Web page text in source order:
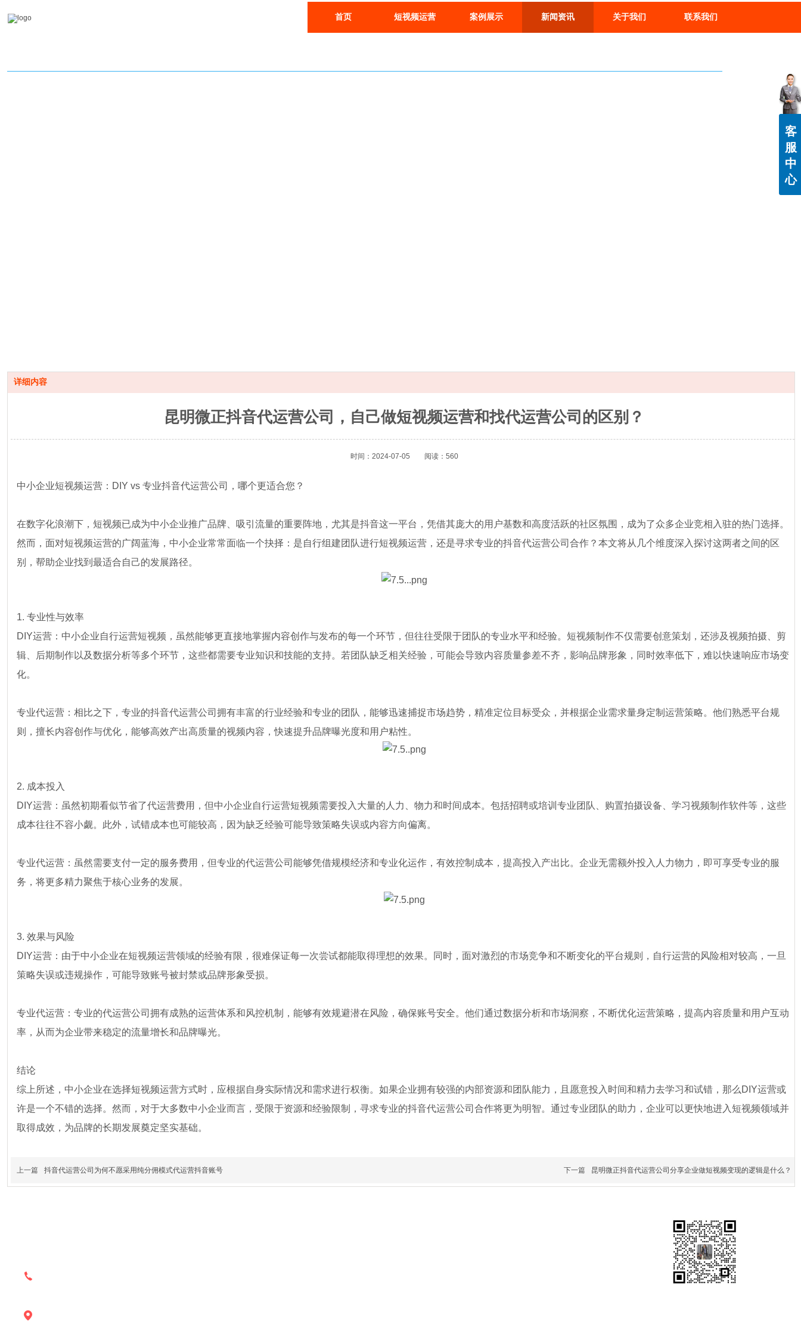
首页 短视频运营 案例展示 新闻资讯 关于我们 联系我们
详细内容
昆明微正抖音代运营公司，自己做短视频运营和找代运营公司的区别？
时间：2024-07-05 阅读：560
中小企业短视频运营：DIY vs 专业抖音代运营公司，哪个更适合您？
在数字化浪潮下，短视频已成为中小企业推广品牌、吸引流量的重要阵地，尤其是抖音这一平台，凭借其庞大的用户基数和高度活跃的社区氛围，成为了众多企业竞相入驻的热门选择。
然而，面对短视频运营的广阔蓝海，中小企业常常面临一个抉择：是自行组建团队进行短视频运营，还是寻求专业的抖音代运营公司合作？本文将从几个维度深入探讨这两者之间的区
别，帮助企业找到最适合自己的发展路径。
1. 专业性与效率
DIY运营：中小企业自行运营短视频，虽然能够更直接地掌握内容创作与发布的每一个环节，但往往受限于团队的专业水平和经验。短视频制作不仅需要创意策划，还涉及视频拍摄、剪
辑、后期制作以及数据分析等多个环节，这些都需要专业知识和技能的支持。若团队缺乏相关经验，可能会导致内容质量参差不齐，影响品牌形象，同时效率低下，难以快速响应市场变
化。
专业代运营：相比之下，专业的抖音代运营公司拥有丰富的行业经验和专业的团队，能够迅速捕捉市场趋势，精准定位目标受众，并根据企业需求量身定制运营策略。他们熟悉平台规
则，擅长内容创作与优化，能够高效产出高质量的视频内容，快速提升品牌曝光度和用户粘性。
2. 成本投入
DIY运营：虽然初期看似节省了代运营费用，但中小企业自行运营短视频需要投入大量的人力、物力和时间成本。包括招聘或培训专业团队、购置拍摄设备、学习视频制作软件等，这些
成本往往不容小觑。此外，试错成本也可能较高，因为缺乏经验可能导致策略失误或内容方向偏离。
专业代运营：虽然需要支付一定的服务费用，但专业的代运营公司能够凭借规模经济和专业化运作，有效控制成本，提高投入产出比。企业无需额外投入人力物力，即可享受专业的服
务，将更多精力聚焦于核心业务的发展。
3. 效果与风险
DIY运营：由于中小企业在短视频运营领域的经验有限，很难保证每一次尝试都能取得理想的效果。同时，面对激烈的市场竞争和不断变化的平台规则，自行运营的风险相对较高，一旦
策略失误或违规操作，可能导致账号被封禁或品牌形象受损。
专业代运营：专业的代运营公司拥有成熟的运营体系和风控机制，能够有效规避潜在风险，确保账号安全。他们通过数据分析和市场洞察，不断优化运营策略，提高内容质量和用户互动
率，从而为企业带来稳定的流量增长和品牌曝光。
结论
综上所述，中小企业在选择短视频运营方式时，应根据自身实际情况和需求进行权衡。如果企业拥有较强的内部资源和团队能力，且愿意投入时间和精力去学习和试错，那么DIY运营或
许是一个不错的选择。然而，对于大多数中小企业而言，受限于资源和经验限制，寻求专业的抖音代运营公司合作将更为明智。通过专业团队的助力，企业可以更快地进入短视频领域并
取得成效，为品牌的长期发展奠定坚实基础。
上一篇 抖音代运营公司为何不愿采用纯分佣模式代运营抖音账号 下一篇 昆明微正抖音代运营公司分享企业做短视频变现的逻辑是什么？
客
服
中
心